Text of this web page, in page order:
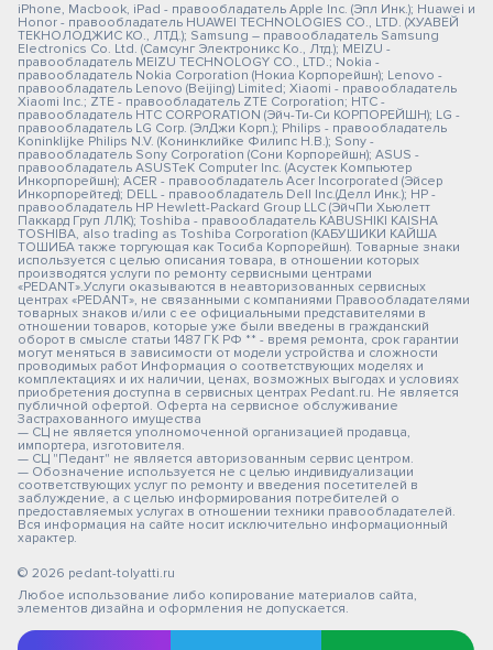
iPhone, Macbook, iPad - правообладатель Apple Inc. (Эпл Инк.); Huawei и
Honor - правообладатель HUAWEI TECHNOLOGIES CO., LTD. (ХУАВЕЙ
ТЕКНОЛОДЖИС КО., ЛТД.); Samsung – правообладатель Samsung
Electronics Co. Ltd. (Самсунг Электроникс Ко., Лтд.); MEIZU -
правообладатель MEIZU TECHNOLOGY CO., LTD.; Nokia -
правообладатель Nokia Corporation (Нокиа Корпорейшн); Lenovo -
правообладатель Lenovo (Beijing) Limited; Xiaomi - правообладатель
Xiaomi Inc.; ZTE - правообладатель ZTE Corporation; HTC -
правообладатель HTC CORPORATION (Эйч-Ти-Си КОРПОРЕЙШН); LG -
правообладатель LG Corp. (ЭлДжи Корп.); Philips - правообладатель
Koninklijke Philips N.V. (Конинклийке Филипс Н.В.); Sony -
правообладатель Sony Corporation (Сони Корпорейшн); ASUS -
правообладатель ASUSTeK Computer Inc. (Асустек Компьютер
Инкорпорейшн); ACER - правообладатель Acer Incorporated (Эйсер
Инкорпорейтед); DELL - правообладатель Dell Inc.(Делл Инк.); HP -
правообладатель HP Hewlett-Packard Group LLC (ЭйчПи Хьюлетт
Паккард Груп ЛЛК); Toshiba - правообладатель KABUSHIKI KAISHA
TOSHIBA, also trading as Toshiba Corporation (КАБУШИКИ КАЙША
ТОШИБА также торгующая как Тосиба Корпорейшн). Товарные знаки
используется с целью описания товара, в отношении которых
производятся услуги по ремонту сервисными центрами
«PEDANT».Услуги оказываются в неавторизованных сервисных
центрах «PEDANT», не связанными с компаниями Правообладателями
товарных знаков и/или с ее официальными представителями в
отношении товаров, которые уже были введены в гражданский
оборот в смысле статьи 1487 ГК РФ ** - время ремонта, срок гарантии
могут меняться в зависимости от модели устройства и сложности
проводимых работ Информация о соответствующих моделях и
комплектациях и их наличии, ценах, возможных выгодах и условиях
приобретения доступна в сервисных центрах Pedant.ru. Не является
публичной офертой. Оферта на сервисное обслуживание
Застрахованного имущества
— СЦ не является уполномоченной организацией продавца,
импортера, изготовителя.
— СЦ "Педант" не является авторизованным сервис центром.
— Обозначение используется не с целью индивидуализации
соответствующих услуг по ремонту и введения посетителей в
заблуждение, а с целью информирования потребителей о
предоставляемых услугах в отношении техники правообладателей.
Вся информация на сайте носит исключительно информационный
характер.
© 2026 pedant-tolyatti.ru
Любое использование либо копирование материалов сайта,
элементов дизайна и оформления не допускается.